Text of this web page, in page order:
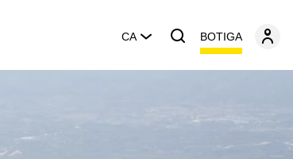
CA BOTIGA